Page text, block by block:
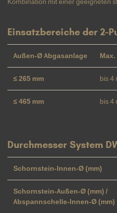
Einsatzbereiche der 2-
Außen-Ø Abgasanlage
≤ 265 mm bis 4
≤ 465 mm bis 4
Durchmesser System
Schornstein-Innen-Ø (mm)
Schornstein-Außen-Ø (mm) /
Abspannschelle-Innen-Ø (mm)